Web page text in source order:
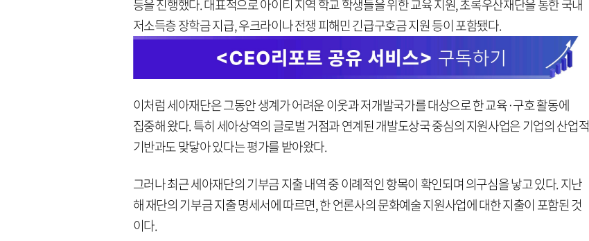
등을 진행했다. 대표적으로 아이티 지역 학교 학생들을 위한 교육 지원, 초록우산재단을 통한 국내
저소득층 장학금 지급, 우크라이나 전쟁 피해민 긴급구호금 지원 등이 포함됐다.
이처럼 세아재단은 그동안 생계가 어려운 이웃과 저개발국가를 대상으로 한 교육·구호 활동에
집중해 왔다. 특히 세아상역의 글로벌 거점과 연계된 개발도상국 중심의 지원사업은 기업의 산업적
기반과도 맞닿아 있다는 평가를 받아왔다.
그러나 최근 세아재단의 기부금 지출 내역 중 이례적인 항목이 확인되며 의구심을 낳고 있다. 지난
해 재단의 기부금 지출 명세서에 따르면, 한 언론사의 문화예술 지원사업에 대한 지출이 포함된 것
이다.